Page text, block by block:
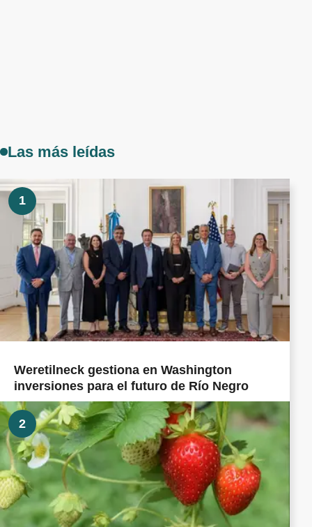
Las más leídas
1
Weretilneck gestiona en Washington
inversiones para el futuro de Río Negro
2